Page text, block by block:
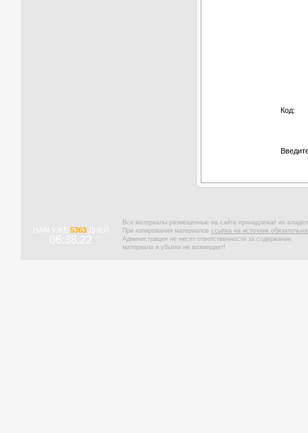
Код:
НАМ УЖЕ 5363ДНЕЙ
06:38:22
Все материалы размещенные на сайте принадлежат их
При копировании материалов ссылка на источник
Администрация не несет ответственности за содержание
материала и убытки не возмещает!